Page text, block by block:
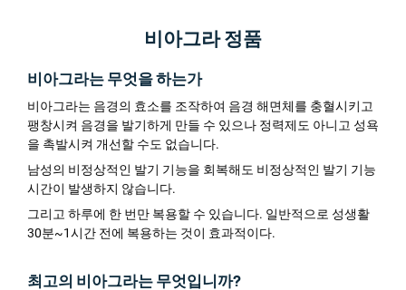
비아그라 정품
비아그라는 무엇을 하는가
비아그라는 음경의 효소를 조작하여 음경 해면체를 충혈시키고
팽창시켜 음경을 발기하게 만들 수 있으나 정력제도 아니고 성욕
을 촉발시켜 개선할 수도 없습니다.
남성의 비정상적인 발기 기능을 회복해도 비정상적인 발기 기능
시간이 발생하지 않습니다.
그리고 하루에 한 번만 복용할 수 있습니다. 일반적으로 성생활
30분~1시간 전에 복용하는 것이 효과적이다.
최고의 비아그라는 무엇입니까?